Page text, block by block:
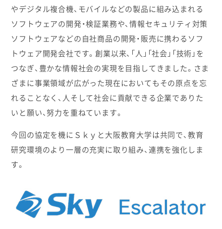
やデジタル複合機、モバイルなどの製品に組み込まれる
ソフトウェアの開発・検証業務や、情報セキュリティ対策
ソフトウェアなどの自社商品の開発・販売に携わるソフ
トウェア開発会社です。創業以来、「人」「社会」「技術」を
つなぎ、豊かな情報社会の実現を目指してきました。さま
ざまに事業領域が広がった現在においてもその原点を忘
れることなく、人そして社会に貢献できる企業でありた
いと願い、努力を重ねています。
今回の協定を機にＳｋｙと大阪教育大学は共同で、教育
研究環境のより一層の充実に取り組み、連携を強化しま
す。